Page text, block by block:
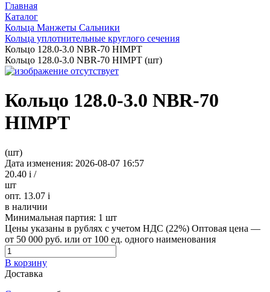
Главная
Каталог
Кольца Манжеты Сальники
Кольца уплотнительные круглого сечения
Кольцо 128.0-3.0 NBR-70 HIMPT
Кольцо 128.0-3.0 NBR-70 HIMPT (шт)
Кольцо 128.0-3.0 NBR-70
HIMPT
(шт)
Дата изменения: 2026-08-07 16:57
20.40 i /
шт
опт. 13.07 i
в наличии
Минимальная партия: 1 шт
Цены указаны в рублях с учетом НДС (22%) Оптовая цена —
от 50 000 руб. или от 100 ед. одного наименования
В корзину
Доставка